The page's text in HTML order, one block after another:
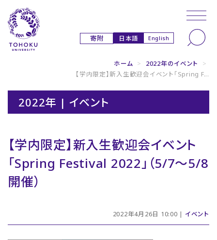
寄附 日本語 English
ホーム > 2022年のイベント
>
【学内限定】新入生歓迎会イベント「Spring F...
2022年 | イベント
【学内限定】新入生歓迎会イベント
「Spring Festival 2022」（5/7～5/8
開催）
2022年4月26日 10:00 | イベント